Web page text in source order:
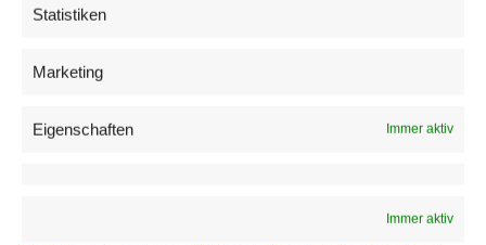
Statistiken
Marketing
Eigenschaften Immer aktiv
Immer aktiv
höchstpersönlichen Lebensbereich mit einem „Daumen
gewusst, dass der Beitrag medienrechtlich problematisch
zustimmende Handlung.